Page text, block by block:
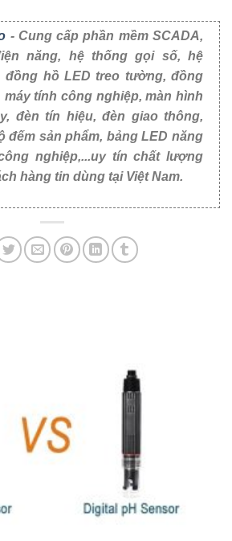
- Cung cấp phần mềm SCADA,
năng, hệ thống gọi số, hệ
đồng hồ LED treo tường, đồng
tính công nghiệp, màn hình
đèn tín hiệu, đèn giao thông,
đếm sản phẩm, bảng LED năng
nghiệp,...uy tín chất lượng
hàng tin dùng tại Việt Nam.